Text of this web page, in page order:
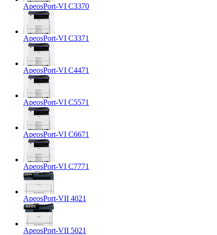
ApeosPort-VI C3370
ApeosPort-VI C3371
ApeosPort-VI C4471
ApeosPort-VI C5571
ApeosPort-VI C6671
ApeosPort-VI C7771
ApeosPort-VII 4021
ApeosPort-VII 5021